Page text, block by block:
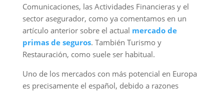
Comunicaciones, las Actividades Financieras y el
sector asegurador, como ya comentamos en un
artículo anterior sobre el actual mercado de
primas de seguros. También Turismo y
Restauración, como suele ser habitual.
Uno de los mercados con más potencial en Europa
es precisamente el español, debido a razones